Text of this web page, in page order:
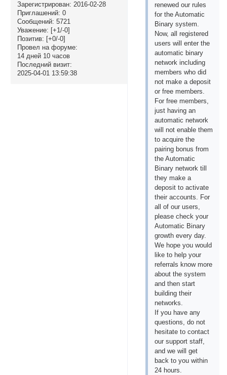
Зарегистрирован: 2016-02-28
Приглашений: 0
Сообщений: 5721
Уважение: [+1/-0]
Позитив: [+0/-0]
Провел на форуме:
14 дней 10 часов
Последний визит:
2025-04-01 13:59:38
renewed our rules
for the Automatic
Binary system.
Now, all registered
users will enter the
automatic binary
network including
members who did
not make a deposit
or free members.
For free members,
just having an
automatic network
will not enable them
to acquire the
pairing bonus from
the Automatic
Binary network till
they make a
deposit to activate
their accounts. For
all of our users,
please check your
Automatic Binary
growth every day.
We hope you would
like to help your
referrals know more
about the system
and then start
building their
networks.
If you have any
questions, do not
hesitate to contact
our support staff,
and we will get
back to you within
24 hours.